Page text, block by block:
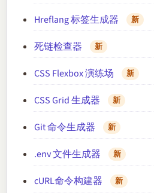
Hreflang 标签生成器 新
死链检查器 新
CSS Flexbox 演练场 新
CSS Grid 生成器 新
Git 命令生成器 新
.env 文件生成器 新
cURL命令构建器 新